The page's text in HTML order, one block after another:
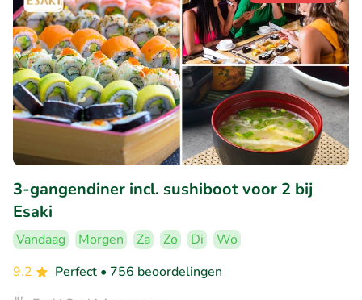
3-gangendiner incl. sushiboot voor 2 bij
Esaki
Vandaag Morgen Za Zo Di
Wo
9.2
Perfect • 756 beoordelingen